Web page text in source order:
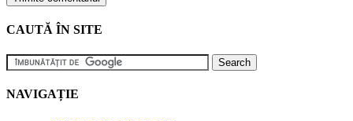
CAUTĂ ÎN SITE
NAVIGAȚIE